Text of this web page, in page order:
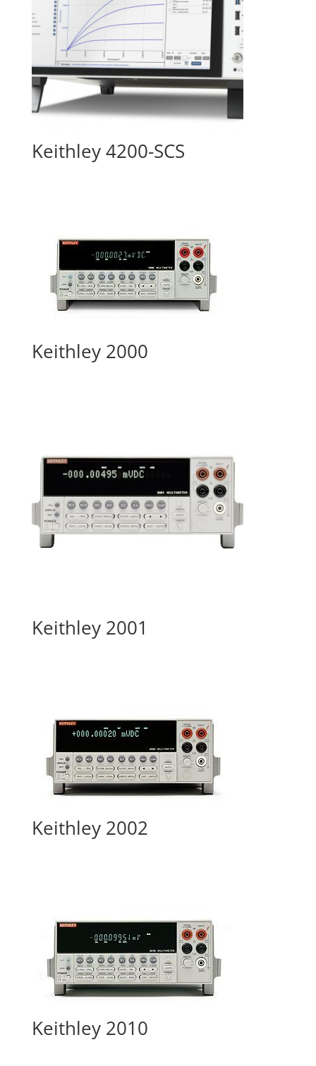
Keithley 4200-SCS
Keithley 2000
Keithley 2001
Keithley 2002
Keithley 2010